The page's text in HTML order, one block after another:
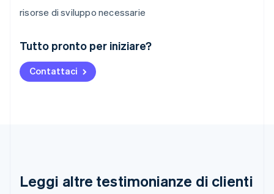
risorse di sviluppo necessarie
Tutto pronto per iniziare?
Contattaci
Leggi altre testimonianze di clienti
Australia
English
Austria
DeutschEnglish
English Français
Cina continentale